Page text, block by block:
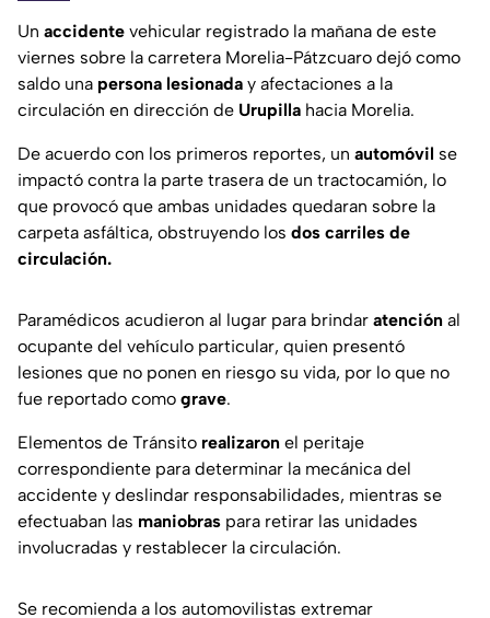
Un accidente vehicular registrado la mañana de este
viernes sobre la carretera Morelia-Pátzcuaro dejó como
saldo una persona lesionada y afectaciones a la
circulación en dirección de Urupilla hacia Morelia.
De acuerdo con los primeros reportes, un automóvil se
impactó contra la parte trasera de un tractocamión, lo
que provocó que ambas unidades quedaran sobre la
carpeta asfáltica, obstruyendo los dos carriles de
circulación.
Paramédicos acudieron al lugar para brindar atención al
ocupante del vehículo particular, quien presentó
lesiones que no ponen en riesgo su vida, por lo que no
fue reportado como grave.
Elementos de Tránsito realizaron el peritaje
correspondiente para determinar la mecánica del
accidente y deslindar responsabilidades, mientras se
efectuaban las maniobras para retirar las unidades
involucradas y restablecer la circulación.
Se recomienda a los automovilistas extremar